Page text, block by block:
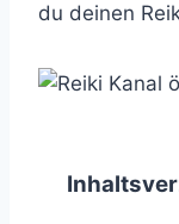
du deinen